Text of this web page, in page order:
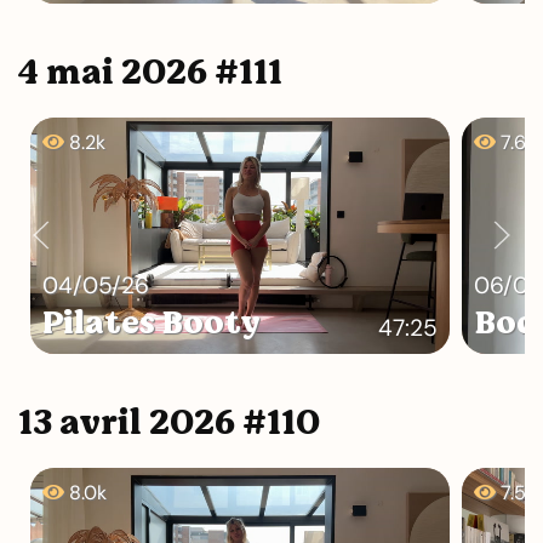
4 mai 2026 #111
04/05/26
Pilates Booty 47:25
8.2k
06/
7.6k
13 avril 2026 #110
8.0k 7.5k